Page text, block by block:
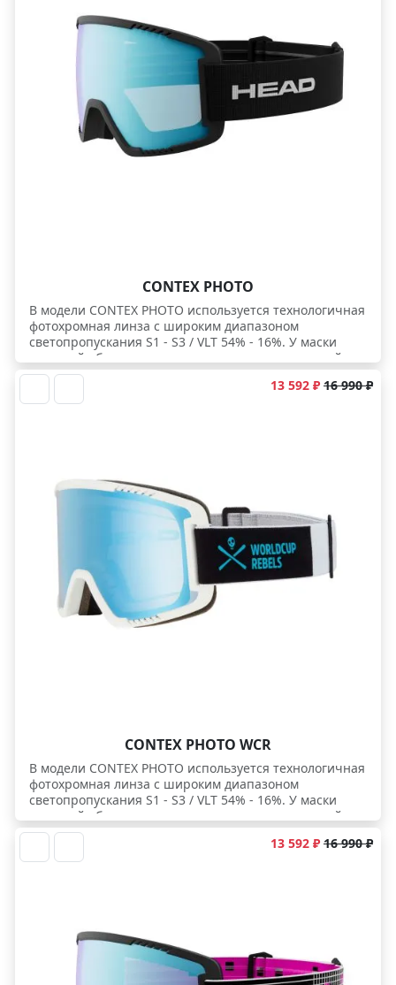
CONTEX PHOTO
В модели CONTEX PHOTO используется технологичная
фотохромная линза с широким диапазоном
светопропускания S1 - S3 / VLT 54% - 16%. У маски
хороший обзор и эргономичная линза торической
формы.
13 592 ₽ 16 990 ₽
CONTEX PHOTO WCR
В модели CONTEX PHOTO используется технологичная
фотохромная линза с широким диапазоном
светопропускания S1 - S3 / VLT 54% - 16%. У маски
хороший обзор и эргономичная линза торической
формы.
13 592 ₽ 16 990 ₽